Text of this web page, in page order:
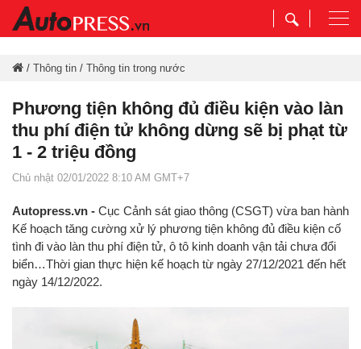
/ Thông tin / Thông tin trong nước
Phương tiện không đủ điều kiện vào làn
thu phí điện tử không dừng sẽ bị phạt từ
1 - 2 triệu đồng
Chủ nhật 02/01/2022 8:10 AM GMT+7
Autopress.vn - Cục Cảnh sát giao thông (CSGT) vừa ban hành
Kế hoạch tăng cường xử lý phương tiện không đủ điều kiện cố
tình đi vào làn thu phí điện tử, ô tô kinh doanh vận tải chưa đổi
biển…Thời gian thực hiện kế hoạch từ ngày 27/12/2021 đến hết
ngày 14/12/2022.